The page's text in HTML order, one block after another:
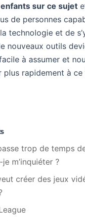
sur ce sujet
de personnes
technologie et de
nouveaux outils
à assumer et
plus rapidement à
trop de temps
m’inquiéter ?
créer des jeux